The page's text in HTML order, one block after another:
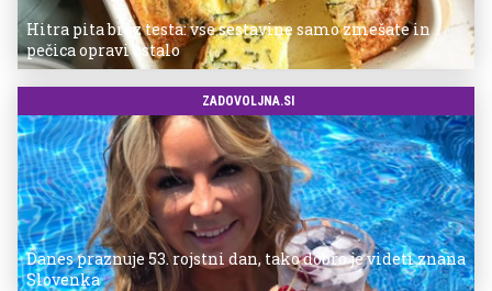
Hitra pita brez testa: vse sestavine samo zmešate in
pečica opravi ostalo
ZADOVOLJNA.SI
Danes praznuje 53. rojstni dan, tako dobro je videti znana
Slovenka